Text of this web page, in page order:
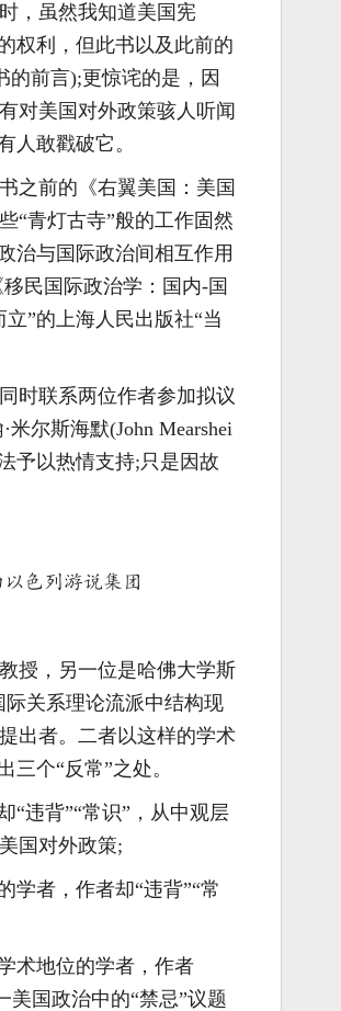
，虽然我知道美国宪
权利，但此书以及此前的
的前言);更惊诧的是，因
对美国对外政策骇人听闻
人敢戳破它。
之前的《右翼美国：美国
“青灯古寺”般的工作固然
治与国际政治间相互作用
民国际政治学：国内-国
”的上海人民出版社“当
时联系两位作者参加拟议
尔斯海默(John Mearshei
予以热情支持;只是因故
色列游说集团
授，另一位是哈佛大学斯
际关系理论流派中结构现
出者。二者以这样的学术
个“反常”之处。
“违背”“常识”，从中观层
国对外政策;
学者，作者却“违背”“常
术地位的学者，作者
美国政治中的“禁忌”议题